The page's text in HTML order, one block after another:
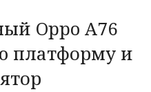
Oppo A76
платформу и